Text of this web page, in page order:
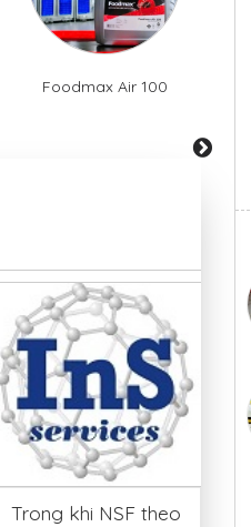
Foodmax Air 100
next
Trong khi NSF theo